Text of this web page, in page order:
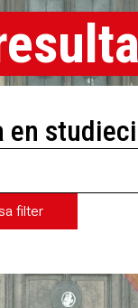
en
filter